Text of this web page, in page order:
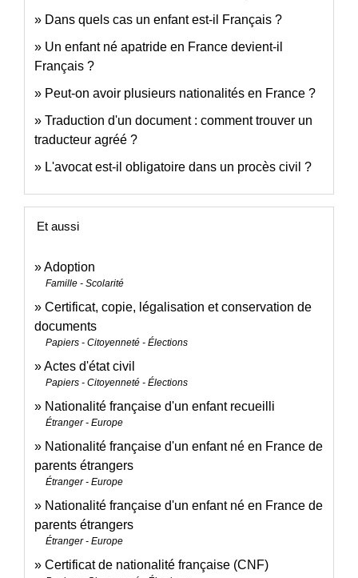
Dans quels cas un enfant est-il Français ?
Un enfant né apatride en France devient-il
Français ?
Peut-on avoir plusieurs nationalités en France ?
Traduction d'un document : comment trouver un
traducteur agréé ?
L'avocat est-il obligatoire dans un procès civil ?
Et aussi
Adoption
Famille - Scolarité
Certificat, copie, légalisation et conservation de
documents
Papiers - Citoyenneté - Élections
Actes d'état civil
Papiers - Citoyenneté - Élections
Nationalité française d'un enfant recueilli
Étranger - Europe
Nationalité française d'un enfant né en France de
parents étrangers
Étranger - Europe
Nationalité française d'un enfant né en France de
parents étrangers
Étranger - Europe
Certificat de nationalité française (CNF)